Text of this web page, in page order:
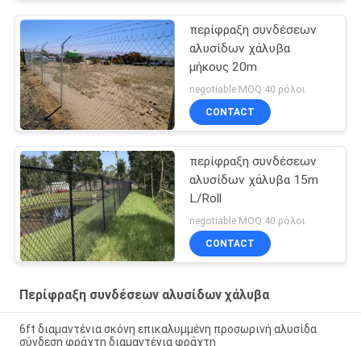
περίφραξη συνδέσεων
αλυσίδων χάλυβα
μήκους 20m
negotiable MOQ:40 ρόλοι
CONTACT
περίφραξη συνδέσεων
αλυσίδων χάλυβα 15m
L/Roll
negotiable MOQ:40 ρόλοι
CONTACT
Περίφραξη συνδέσεων αλυσίδων χάλυβα
6ft διαμαντένια σκόνη επικαλυμμένη προσωρινή αλυσίδα
σύνδεση φράχτη διαμαντένια φράχτη